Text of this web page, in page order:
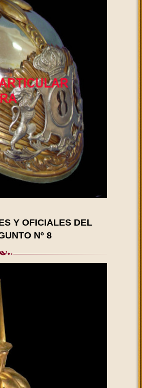
Y OFICIALES DEL
Nº 8